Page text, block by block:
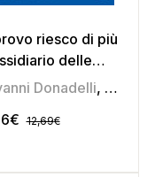
Daniel,Marisa
riesco di più
delle
5 (area
Donadelli,
€ 12,69€